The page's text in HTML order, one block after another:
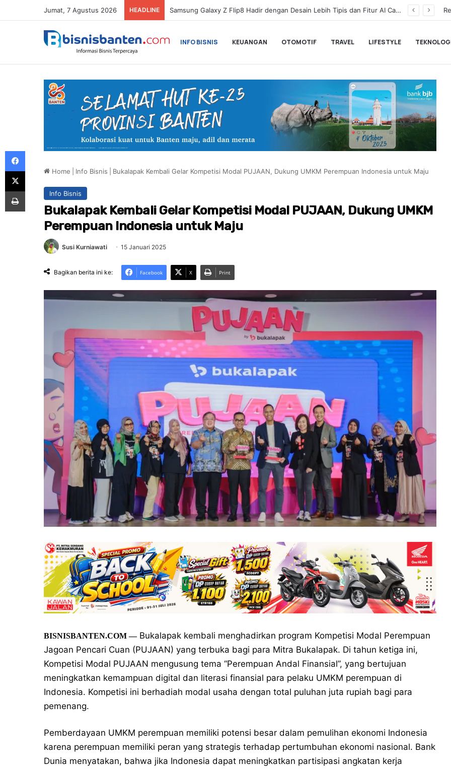
Jumat, 7 Agustus 2026 HEADLINE Wagub Dimyati Apresiasi Polda Banten Salurkan Air Bersih untuk Warga Terdampak Kekeringan
INFO BISNIS KEUANGAN OTOMOTIF TRAVEL LIFESTYLE
Home Info Bisnis Bukalapak Kembali Gelar Kompetisi Modal PUJAAN, Dukung UMKM Perempuan Indonesia untuk Maju
Info Bisnis
Bukalapak Kembali Gelar Kompetisi Modal PUJAAN, Dukung UMKM
Perempuan Indonesia untuk Maju
Susi Kurniawati 15 Januari 2025
Bagikan berita ini ke: Facebook X Print
BISNISBANTEN.COM —Bukalapak kembali menghadirkan program Kompetisi Modal Perempuan
Jagoan Pencari Cuan (PUJAAN) yang terbuka bagi para Mitra Bukalapak. Di tahun ketiga ini,
Kompetisi Modal PUJAAN mengusung tema “Perempuan Andal Finansial”, yang bertujuan
meningkatkan kemampuan digital dan literasi finansial para pelaku UMKM perempuan di
Indonesia. Kompetisi ini berhadiah modal usaha dengan total puluhan juta rupiah bagi para
pemenang.
Pemberdayaan UMKM perempuan memiliki potensi besar dalam pemulihan ekonomi Indonesia
karena perempuan memiliki peran yang strategis terhadap pertumbuhan ekonomi nasional. Bank
Dunia menyatakan, bahwa jika Indonesia dapat meningkatkan partisipasi angkatan kerja
Facebook